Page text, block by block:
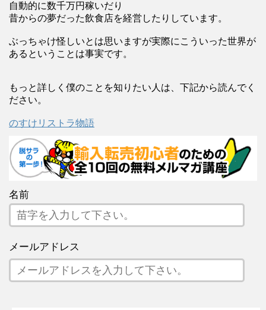
自動的に数千万円稼いだり
昔からの夢だった飲食店を経営したりしています。
ぶっちゃけ怪しいとは思いますが実際にこういった世界が
あるということは事実です。
もっと詳しく僕のことを知りたい人は、下記から読んでく
ださい。
のすけリストラ物語
名前
メールアドレス